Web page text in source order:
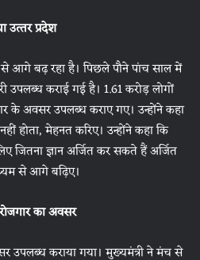
उत्‍तर प्रदेश
से आगे बढ़ रहा है। पिछले पौने पांच साल में
उपलब्ध कराई गई है। 1.61 करोड़ लोगों
के अवसर उपलब्ध कराए गए। उन्होंने कहा
होता, मेहनत करिए। उन्होंने कहा कि
जितना ज्ञान अर्जित कर सकते हैं अर्जित
से आगे बढ़िए।
का अवसर
उपलब्ध कराया गया। मुख्यमंत्री ने मंच से